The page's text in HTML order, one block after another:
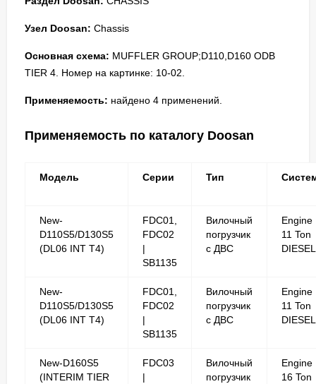
Узел Doosan: Chassis
Основная схема: MUFFLER GROUP;D110,D160 ODB
TIER 4. Номер на картинке: 10-02.
Применяемость: найдено 4 применений.
Применяемость по каталогу Doosan
Модель Серии Тип
New-
D110S5/D130S5
(DL06 INT T4)
FDC01,
FDC02
|
SB1135
Вилочный
погрузчик
с ДВС
Engine
11 Ton
DIESEL
New-
D110S5/D130S5
(DL06 INT T4)
FDC01,
FDC02
|
SB1135
Вилочный
погрузчик
с ДВС
Engine
11 Ton
DIESEL
New-D160S5
(INTERIM TIER
FDC03
|
Вилочный
погрузчик
Engine
16 Ton